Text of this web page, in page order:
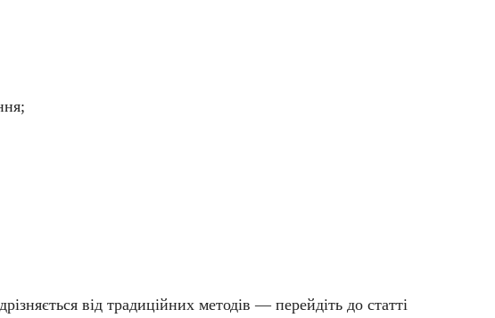
від традиційних методів — перейдіть до статті